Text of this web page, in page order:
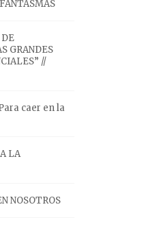
GRANDES
//
caer en la
LA
NOSOTROS